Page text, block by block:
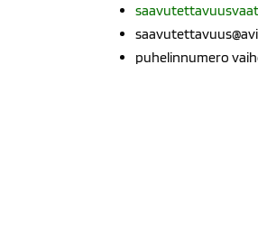
puhelinnumero